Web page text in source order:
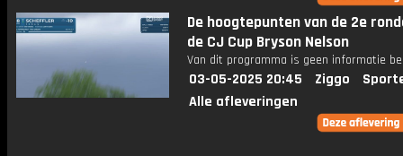
De hoogtepunten van de 2e
de CJ Cup Bryson Nelson
Van dit programma is geen informatie
03-05-2025 20:45 Ziggo
Alle afleveringen